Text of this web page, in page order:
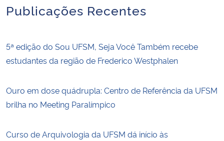
Publicações Recentes
5ª edição do Sou UFSM, Seja Você Também recebe
estudantes da região de Frederico Westphalen
Ouro em dose quádrupla: Centro de Referência da UFSM
brilha no Meeting Paralímpico
Curso de Arquivologia da UFSM dá início às